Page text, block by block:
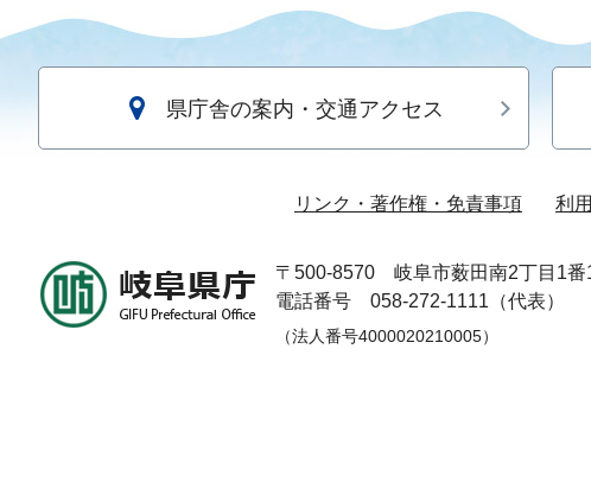
県庁舎の案内・交通アクセス
リンク・著作権・免責事項 利
〒500-8570
岐阜市薮田南2丁目1番
電話番号 058-272-1111（代表）
（法人番号4000020210005）